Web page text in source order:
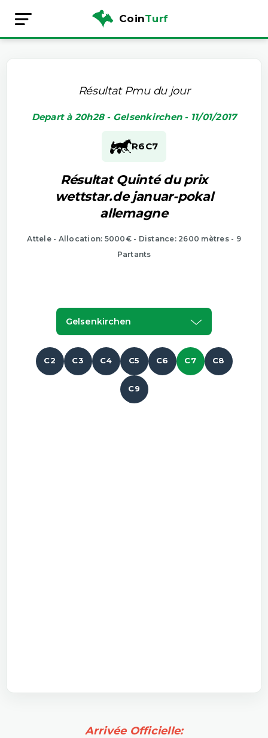
CoinTurf
Résultat Pmu du jour
Depart à 20h28 - Gelsenkirchen - 11/01/2017
R6C7
Résultat Quinté du prix
wettstar.de januar-pokal
allemagne
Attele - Allocation: 5000€ - Distance: 2600 mètres - 9
Partants
Gelsenkirchen
C2 C3 C4 C5 C6 C7 C8
C9
Arrivée Officielle: